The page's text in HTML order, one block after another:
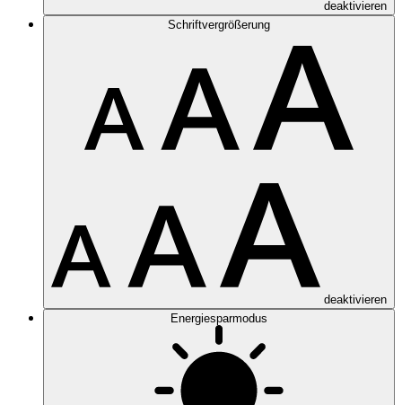
deaktivieren
Schriftvergrößerung
deaktivieren
Energiesparmodus